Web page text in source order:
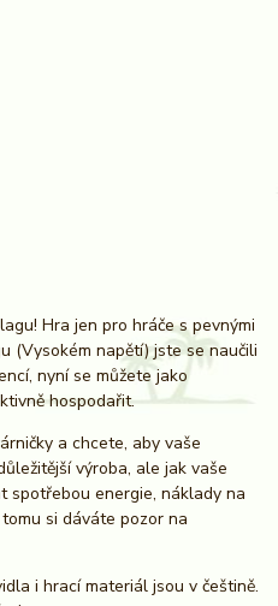
Hra jen pro hráče s pevnými
(Vysokém napětí) jste se naučili
nyní se můžete jako
hospodařit.
a chcete, aby vaše
výroba, ale jak vaše
spotřebou energie, náklady na
si dáváte pozor na
i hrací materiál jsou v češtině.